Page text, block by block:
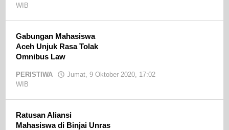
WIB
Gabungan Mahasiswa
Aceh Unjuk Rasa Tolak
Omnibus Law
PERISTIWA
Jumat, 9 Oktober 2020, 17:02
WIB
Ratusan Aliansi
Mahasiswa di Binjai Unras